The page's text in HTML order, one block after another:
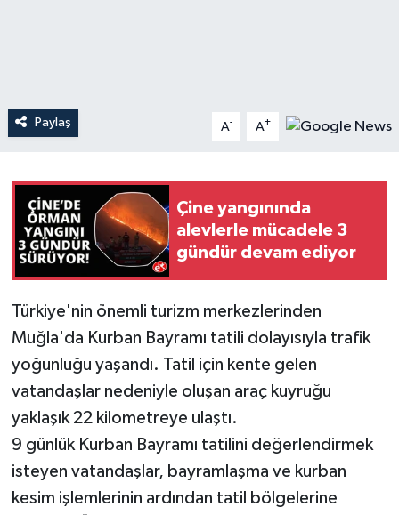
Paylaş A- A+
Çine yangınında
alevlerle mücadele 3
gündür devam ediyor
Türkiye'nin önemli turizm merkezlerinden
Muğla'da Kurban Bayramı tatili dolayısıyla trafik
yoğunluğu yaşandı. Tatil için kente gelen
vatandaşlar nedeniyle oluşan araç kuyruğu
yaklaşık 22 kilometreye ulaştı.
9 günlük Kurban Bayramı tatilini değerlendirmek
isteyen vatandaşlar, bayramlaşma ve kurban
kesim işlemlerinin ardından tatil bölgelerine